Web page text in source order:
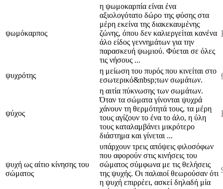
ψωμόκαρπος
η ψωμοκαρπία είναι ένα
αξιολογότατο δώρο της φύσης στα
μέρη εκείνα της διακεκαυμένης
ζώνης, όπου δεν καλιεργείται κανένα
άλο είδος γεννημάτων για την
παρασκευή ψωμιού. Φύεται σε όλες
τις νήσους ...
ψυχρότης
η μείωση του πυρός που κινείται στο
εσωτερικό&nbsp;των σωμάτων.
ψύχος
η αιτία πύκνωσης των σωμάτων.
Όταν τα σώμα­τα γίνονται ψυχρά
χάνουν τη θερμότητά τους, τα μέρη
τους αγίζουν το ένα το άλο, η ύλη
τους καταλαμβάνει μικρότερο
διάστημα και γίνεται ...
ψυχή ως αίτιο κίνησης του
σώματος
υπάρχουν τρεις απόψεις φι­λοσόφων
που αφορούν στις κινήσεις του
σώματος σύμφωνα με τις θελήσεις
της ψυχής. Οι παλαιοί θεωρούσαν ότι
η ψυχή επιρρέει, ασκεί δηλαδή μία